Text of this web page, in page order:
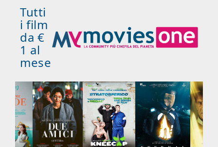
Tutti
i film
da €
1 al
mese